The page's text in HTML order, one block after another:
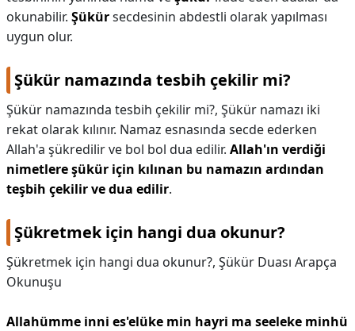
okunabilir. Şükürsecdesinin abdestli olarak yapılması
uygun olur.
Şükür namazında tesbih çekilir mi?
Şükür namazında tesbih çekilir mi?, Şükür namazı iki
rekat olarak kılınır. Namaz esnasında secde ederken
Allah'a şükredilir ve bol bol dua edilir. Allah'ın verdiği
nimetlere şükür için kılınan bu namazın ardından
teşbih çekilir ve dua edilir.
Şükretmek için hangi dua okunur?
Şükretmek için hangi dua okunur?, Şükür Duası Arapça
Okunuşu
Allahümme inni es'elüke min hayri ma seeleke minhü